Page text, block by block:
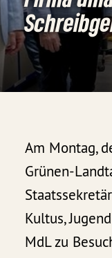
Am Montag,
Grünen-
Kultus,
MdL zu